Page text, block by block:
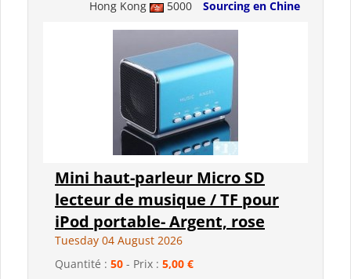
Hong Kong 5000 Sourcing en Chine
Mini haut-parleur Micro SD
lecteur de musique / TF pour
iPod portable- Argent, rose
Tuesday 04 August 2026
Quantité : 50 - Prix : 5,00 €